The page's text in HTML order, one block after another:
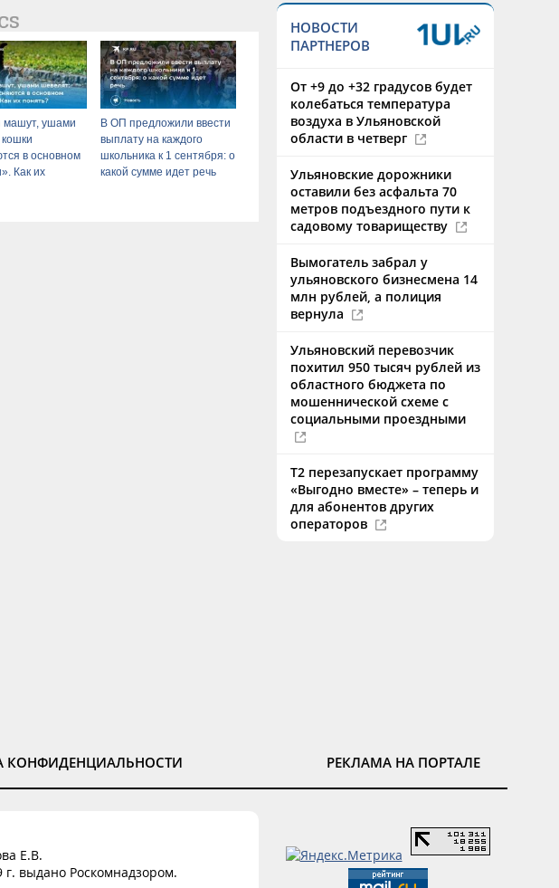
машут, ушами
в основном
Как их
В ОП предложили ввести
выплату на каждого
школьника к 1 сентября: о
какой сумме идет речь
НОВОСТИ
ПАРТНЕРОВ
От +9 до +32 градусов будет
колебаться температура
воздуха в Ульяновской
области в четверг
Ульяновские дорожники
оставили без асфальта 70
метров подъездного пути к
садовому товариществу
Вымогатель забрал у
ульяновского бизнесмена 14
млн рублей, а полиция
вернула
Ульяновский перевозчик
похитил 950 тысяч рублей из
областного бюджета по
мошеннической схеме с
социальными проездными
Т2 перезапускает программу
«Выгодно вместе» – теперь и
для абонентов других
операторов
КОНФИДЕНЦИАЛЬНОСТИ РЕКЛАМА НА ПОРТАЛЕ
Е.В.
выдано Роскомнадзором.